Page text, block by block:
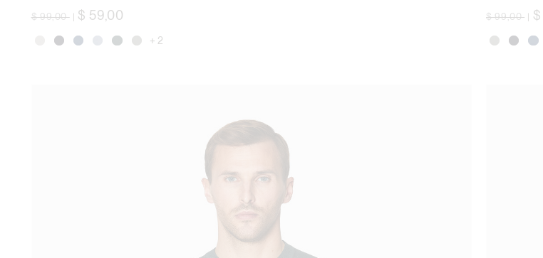
precio rebajado desde
$ 99,00 a| $ 59,00
+ 2
precio
$ 99,00 a|